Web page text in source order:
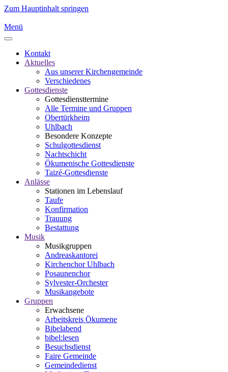
Zum Hauptinhalt springen
Menü
Kontakt
Aktuelles
Aus unserer Kirchengemeinde
Verschiedenes
Gottesdienste
Gottesdiensttermine
Alle Termine und Gruppen
Obertürkheim
Uhlbach
Besondere Konzepte
Schulgottesdienst
Nachtschicht
Ökumenische Gottesdienste
Taizé-Gottesdienste
Anlässe
Stationen im Lebenslauf
Taufe
Konfirmation
Trauung
Bestattung
Musik
Musikgruppen
Andreaskantorei
Kirchenchor Uhlbach
Posaunenchor
Sylvester-Orchester
Musikangebote
Gruppen
Erwachsene
Arbeitskreis Ökumene
Bibelabend
bibel:lesen
Besuchsdienst
Faire Gemeinde
Gemeindedienst